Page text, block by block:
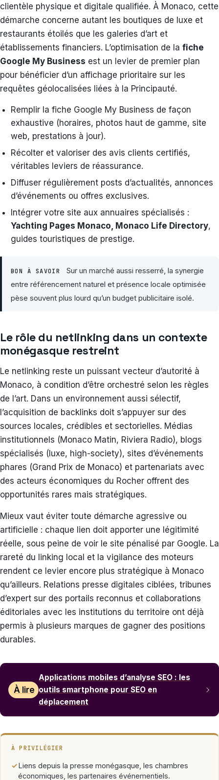
clientèle physique et digitale qualifiée. À Monaco, cette
démarche concerne autant les boutiques de luxe et
restaurants étoilés que les galeries d’art et
établissements financiers. L’optimisation de la fiche
Google My Business est un levier de premier plan
pour bénéficier d’un affichage prioritaire sur les
requêtes géolocalisées liées à la Principauté.
Remplir la fiche Google My Business de façon
exhaustive (horaires, photos haut de gamme, site
web, prestations à jour).
Récolter et valoriser des avis clients certifiés,
véritables leviers de réassurance.
Diffuser régulièrement posts d’actualités, annonces
d’événements ou offres exclusives.
Intégrer votre site aux annuaires spécialisés :
Yachting Pages Monaco, Monaco Life Directory,
guides touristiques de prestige.
BON À SAVOIR
Sur un marché aussi resserré, la synergie
entre référencement naturel et présence locale optimisée
pèse souvent plus lourd qu’un budget publicitaire isolé.
Le rôle du netlinking dans un contexte
monégasque restreint
Le netlinking reste un puissant vecteur d’autorité à
Monaco, à condition d’être orchestré selon les règles
de l’art. Dans un environnement aussi sélectif,
l’acquisition de backlinks doit s’appuyer sur des
sources locales, crédibles et sectorielles. Médias
institutionnels (Monaco Matin, Riviera Radio), blogs
spécialisés (luxe, high-society), sites d’événements
phares (Grand Prix de Monaco) et partenariats avec
des acteurs économiques du Rocher offrent des
opportunités rares mais stratégiques.
Mieux vaut éviter toute démarche agressive ou
artificielle : chaque lien doit apporter une légitimité
réelle, sous peine de voir le site pénalisé par Google. La
rareté du linking local et la vigilance des moteurs
rendent ce levier encore plus stratégique à Monaco
qu’ailleurs. Relations presse digitales ciblées, tribunes
d’expert sur des portails reconnus et collaborations
éditoriales avec les institutions du territoire ont déjà
permis à plusieurs marques de gagner des positions
durables.
À lire
Applications mobiles d’analyse SEO : les
outils smartphone pour SEO en
déplacement
À PRIVILÉGIER
✓Liens depuis la presse monégasque, les chambres
économiques, les partenaires événementiels.